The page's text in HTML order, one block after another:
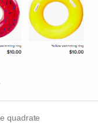
quadrate